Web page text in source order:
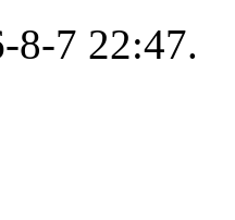
8-7 22:47.